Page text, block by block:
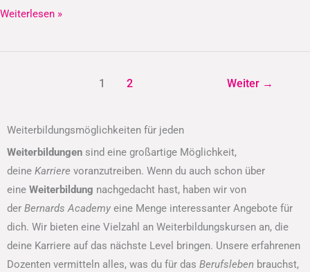
Weiterlesen »
1 2 Weiter →
Weiterbildungsmöglichkeiten für jeden
Weiterbildungen sind eine großartige Möglichkeit,
deine Karriere voranzutreiben. Wenn du auch schon über
eine Weiterbildung nachgedacht hast, haben wir von
der Bernards Academy eine Menge interessanter Angebote für
dich. Wir bieten eine Vielzahl an Weiterbildungskursen an, die
deine Karriere auf das nächste Level bringen. Unsere erfahrenen
Dozenten vermitteln alles, was du für das Berufsleben brauchst,